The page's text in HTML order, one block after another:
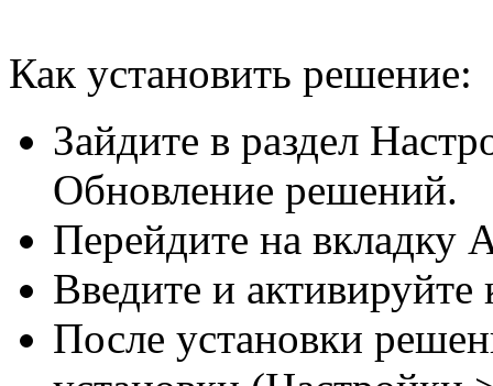
Как установить решение:
Зайдите в раздел
Обновление решений.
Перейдите на вкладку
Введите и активируйте
После установки